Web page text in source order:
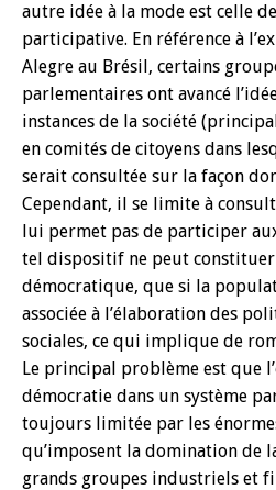
autre idée à la mode est celle
participative. En référence à
Alegre au Brésil, certains
parlementaires ont avancé
instances de la société
en comités de citoyens dans
serait consultée sur la façon
Cependant, il se limite à
lui permet pas de participer
tel dispositif ne peut constituer
démocratique, que si la
associée à l’élaboration des
sociales, ce qui implique de
Le principal problème est que
démocratie dans un système
toujours limitée par les
qu’imposent la domination de
grands groupes industriels et